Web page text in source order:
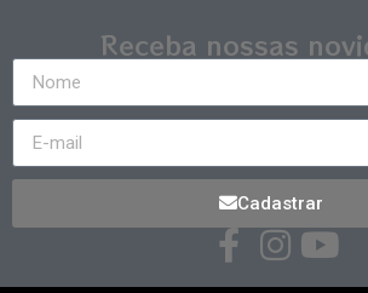
Receba nossas
Cadastrar